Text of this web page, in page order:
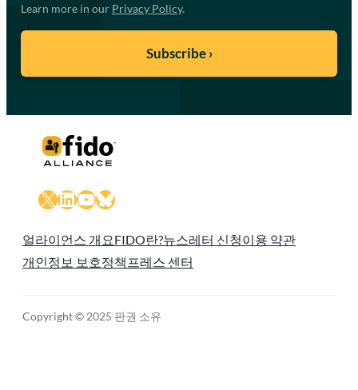
Learn more in our Privacy Policy.
X LinkedIn
YouTube
Bluesky
얼라이언스 개요FIDO란?뉴스레터 신청이용 약관
개인정보 보호정책 프레스 센터
Copyright © 2025 판권 소유